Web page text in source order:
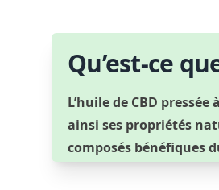
Qu’est-ce
L’huile de CBD
ainsi ses propriétés
composés bénéfiques